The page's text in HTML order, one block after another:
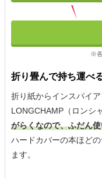
※
折り畳んで持ち運べ
折り紙からインスパイ
LONGCHAMP（ロンシ
がらくなので、ふだん
ハードカバーの本ほど
ます。